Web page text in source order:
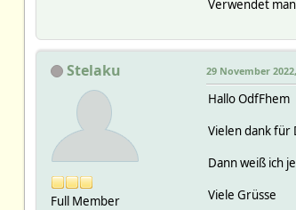
READINGS:
2022-11-
REQUEST:
context
num
type
Verwendet
Stelaku
Full Member
29 November
Hallo OdfFhem
Vielen dank für
Dann weiß ich
Viele Grüsse